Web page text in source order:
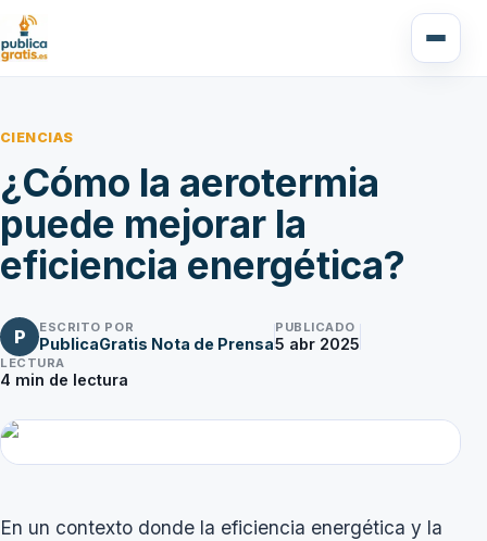
CIENCIAS
¿Cómo la aerotermia
puede mejorar la
eficiencia energética?
P ESCRITO POR
PublicaGratis Nota de Prensa
PUBLICADO
5 abr 2025
LECTURA
4 min de lectura
En un contexto donde la eficiencia energética y la